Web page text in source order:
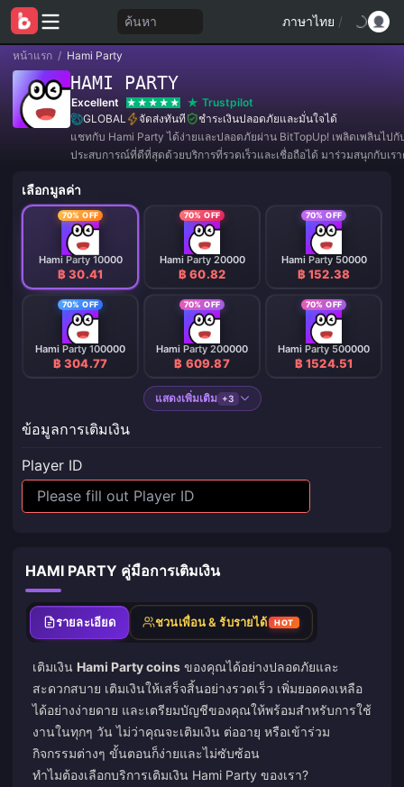
ค้นหา ภาษาไทย /
หน้าแรก / Hami Party
HAMI PARTY
Excellent
Trustpilot
GLOBAL
จัดส่งทันที
ชำระเงินปลอดภัยและมั่นใจได้
แชทกับ Hami Party ได้ง่ายและปลอดภัยผ่าน BitTopUp! เพลิดเพลินไปกั
ประสบการณ์ที่ดีที่สุดด้วยบริการที่รวดเร็วและเชื่อถือได้ มาร่วมสนุกกับเร
เลือกมูลค่า
70% OFF
Hami Party 10000
฿ 30.41
70% OFF
Hami Party 20000
฿ 60.82
70% OFF
Hami Party 50000
฿ 152.38
70% OFF
Hami Party 100000
฿ 304.77
70% OFF
Hami Party 200000
฿ 609.87
70% OFF
Hami Party 500000
฿ 1524.51
แสดงเพิ่มเติม +3
ข้อมูลการเติมเงิน
Player ID
HAMI PARTY คู่มือการเติมเงิน
รายละเอียด ชวนเพื่อน & รับรายได้ HOT
เติมเงิน Hami Party coins ของคุณได้อย่างปลอดภัยและ
สะดวกสบาย เติมเงินให้เสร็จสิ้นอย่างรวดเร็ว เพิ่มยอดคงเหลือ
ได้อย่างง่ายดาย และเตรียมบัญชีของคุณให้พร้อมสำหรับการใช้
งานในทุกๆ วัน ไม่ว่าคุณจะเติมเงิน ต่ออายุ หรือเข้าร่วม
กิจกรรมต่างๆ ขั้นตอนก็ง่ายและไม่ซับซ้อน
ทำไมต้องเลือกบริการเติมเงิน Hami Party ของเรา?